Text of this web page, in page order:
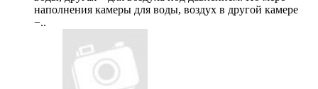
наполнения камеры для воды, воздух в другой камере
−..